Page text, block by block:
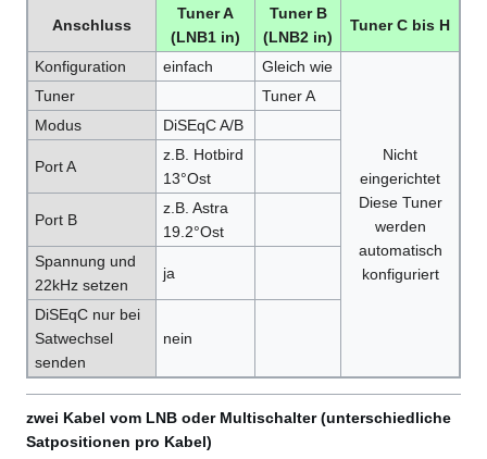
Anschluss
Tuner A
(LNB1 in)
Tuner B
(LNB2 in)
Tuner C bis H
Konfiguration einfach Gleich wie
Nicht
eingerichtet
Diese Tuner
werden
automatisch
konfiguriert
Tuner
Tuner A
Modus
DiSEqC A/B
Port A
z.B. Hotbird
13°Ost
Port B
z.B. Astra
19.2°Ost
Spannung und
22kHz setzen
ja
DiSEqC nur bei
Satwechsel
senden
nein
zwei Kabel vom LNB oder Multischalter (unterschiedliche
Satpositionen pro Kabel)